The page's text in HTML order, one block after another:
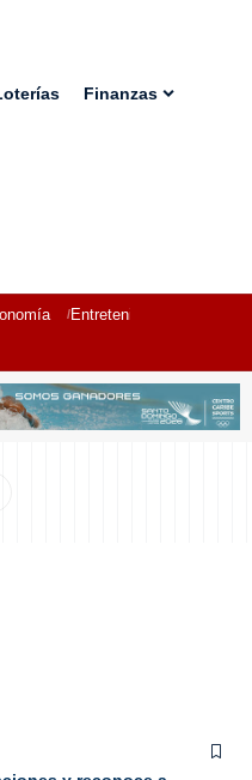
Finanzas
Entretenimiento